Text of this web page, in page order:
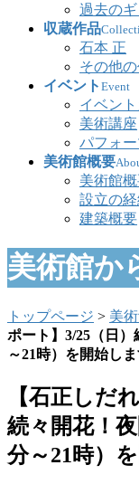
過去の
収蔵作品
石本 正
その他
イベント Event
イベン
美術講座
パフォ
美術館概要
美術館
設立の
建築概要
美術館か
トップページ > 美
ポート】3/25（日
～21時）を開始しま
【石正しだ
続々開花！
分～21時）